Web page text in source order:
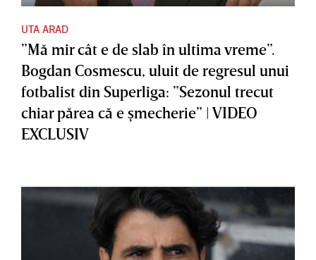
UTA ARAD
”Mă mir cât e de slab în ultima vreme”.
Bogdan Cosmescu, uluit de regresul unui
fotbalist din Superliga: ”Sezonul trecut
chiar părea că e şmecherie” | VIDEO
EXCLUSIV